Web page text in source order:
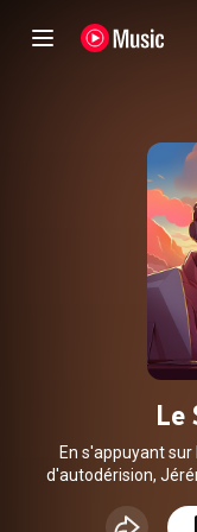
Le
En s'appuyant
d'autodérision,
tech leads et